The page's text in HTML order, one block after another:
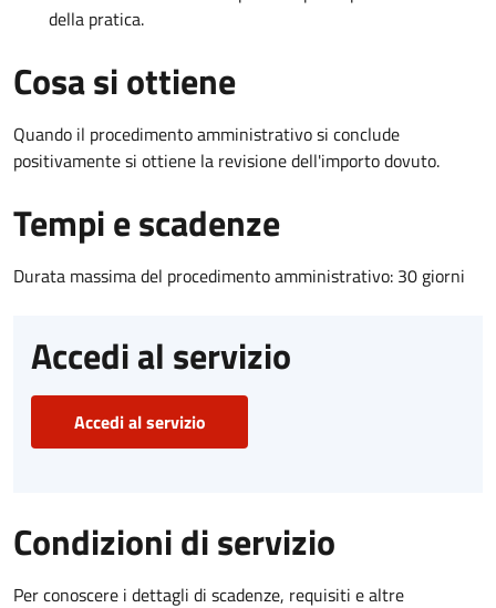
della pratica.
Cosa si ottiene
Quando il procedimento amministrativo si conclude
positivamente si ottiene la revisione dell'importo dovuto.
Tempi e scadenze
Durata massima del procedimento amministrativo: 30 giorni
Accedi al servizio
Accedi al servizio
Condizioni di servizio
Per conoscere i dettagli di scadenze, requisiti e altre